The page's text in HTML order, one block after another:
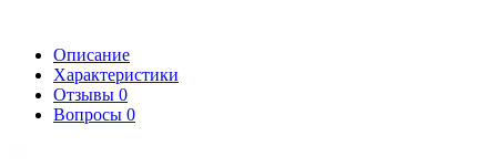
Описание
Характеристики
Отзывы 0
Вопросы 0